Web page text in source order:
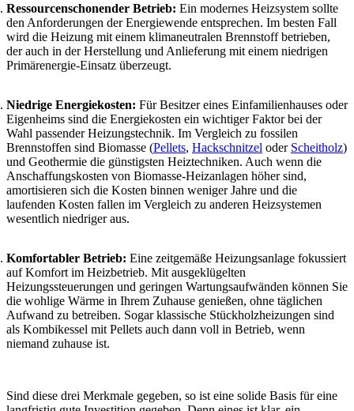
Ressourcenschonender Betrieb: Ein modernes Heizsystem sollte
den Anforderungen der Energiewende entsprechen. Im besten Fall
wird die Heizung mit einem klimaneutralen Brennstoff betrieben,
der auch in der Herstellung und Anlieferung mit einem niedrigen
Primärenergie-Einsatz überzeugt.
Niedrige Energiekosten: Für Besitzer eines Einfamilienhauses oder
Eigenheims sind die Energiekosten ein wichtiger Faktor bei der
Wahl passender Heizungstechnik. Im Vergleich zu fossilen
Brennstoffen sind Biomasse (Pellets, Hackschnitzel oder Scheitholz)
und Geothermie die günstigsten Heiztechniken. Auch wenn die
Anschaffungskosten von Biomasse-Heizanlagen höher sind,
amortisieren sich die Kosten binnen weniger Jahre und die
laufenden Kosten fallen im Vergleich zu anderen Heizsystemen
wesentlich niedriger aus.
Komfortabler Betrieb: Eine zeitgemäße Heizungsanlage fokussiert
auf Komfort im Heizbetrieb. Mit ausgeklügelten
Heizungssteuerungen und geringen Wartungsaufwänden können Sie
die wohlige Wärme in Ihrem Zuhause genießen, ohne täglichen
Aufwand zu betreiben. Sogar klassische Stückholzheizungen sind
als Kombikessel mit Pellets auch dann voll in Betrieb, wenn
niemand zuhause ist.
Sind diese drei Merkmale gegeben, so ist eine solide Basis für eine